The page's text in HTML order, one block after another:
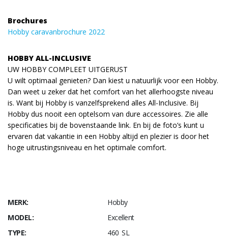
Brochures
Hobby caravanbrochure 2022
HOBBY ALL-INCLUSIVE
UW HOBBY COMPLEET UITGERUST
U wilt optimaal genieten? Dan kiest u natuurlijk voor een Hobby.
Dan weet u zeker dat het comfort van het allerhoogste niveau
is. Want bij Hobby is vanzelfsprekend alles All-Inclusive. Bij
Hobby dus nooit een optelsom van dure accessoires. Zie alle
specificaties bij de bovenstaande link. En bij de foto’s kunt u
ervaren dat vakantie in een Hobby altijd en plezier is door het
hoge uitrustingsniveau en het optimale comfort.
MERK:
Hobby
MODEL:
Excellent
TYPE:
460 SL